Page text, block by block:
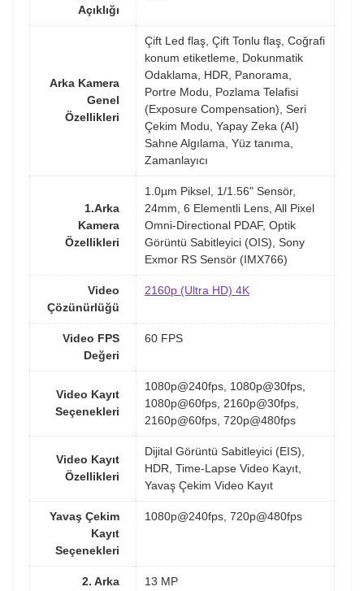
Açıklığı
Arka Kamera
Genel
Özellikleri
Çift Led flaş, Çift Tonlu flaş, Coğrafi
konum etiketleme, Dokunmatik
Odaklama, HDR, Panorama,
Portre Modu, Pozlama Telafisi
(Exposure Compensation), Seri
Çekim Modu, Yapay Zeka (AI)
Sahne Algılama, Yüz tanıma,
Zamanlayıcı
1.Arka
Kamera
Özellikleri
1.0µm Piksel, 1/1.56" Sensör,
24mm, 6 Elementli Lens, All Pixel
Omni-Directional PDAF, Optik
Görüntü Sabitleyici (OIS), Sony
Exmor RS Sensör (IMX766)
Video
Çözünürlüğü
2160p (Ultra HD) 4K
Video FPS
Değeri
60 FPS
Video Kayıt
Seçenekleri
1080p@240fps, 1080p@30fps,
1080p@60fps, 2160p@30fps,
2160p@60fps, 720p@480fps
Video Kayıt
Özellikleri
Dijital Görüntü Sabitleyici (EIS),
HDR, Time-Lapse Video Kayıt,
Yavaş Çekim Video Kayıt
Yavaş Çekim
Kayıt
Seçenekleri
1080p@240fps, 720p@480fps
2. Arka
13 MP